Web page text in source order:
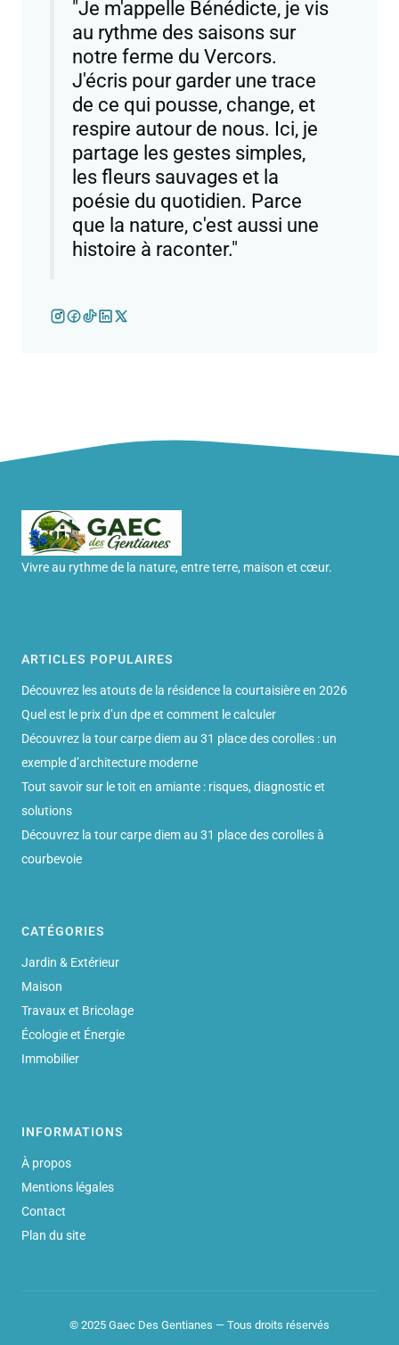
"Je m'appelle Bénédicte, je vis
au rythme des saisons sur
notre ferme du Vercors.
J'écris pour garder une trace
de ce qui pousse, change, et
respire autour de nous. Ici, je
partage les gestes simples,
les fleurs sauvages et la
poésie du quotidien. Parce
que la nature, c'est aussi une
histoire à raconter."
Vivre au rythme de la nature, entre terre, maison et cœur.
ARTICLES POPULAIRES
Découvrez les atouts de la résidence la courtaisière en 2026
Quel est le prix d’un dpe et comment le calculer
Découvrez la tour carpe diem au 31 place des corolles : un
exemple d’architecture moderne
Tout savoir sur le toit en amiante : risques, diagnostic et
solutions
Découvrez la tour carpe diem au 31 place des corolles à
courbevoie
CATÉGORIES
Jardin & Extérieur
Maison
Travaux et Bricolage
Écologie et Énergie
Immobilier
INFORMATIONS
À propos
Mentions légales
Contact
Plan du site
© 2025 Gaec Des Gentianes — Tous droits réservés